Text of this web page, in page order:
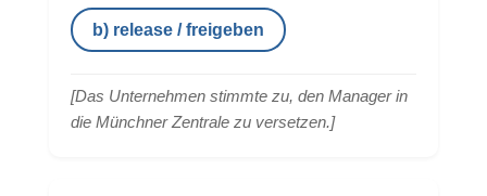
b) release / freigeben
[Das Unternehmen stimmte zu, den Manager in
die Münchner Zentrale zu versetzen.]